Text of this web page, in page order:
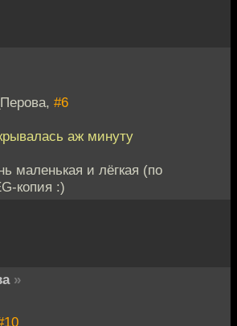
#6
аж минуту
маленькая и лёгкая (по
копия :)
»